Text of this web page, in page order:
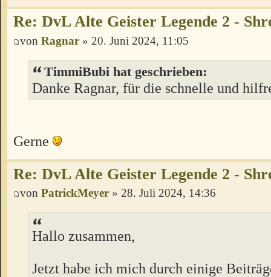
Re: DvL Alte Geister Legende 2 -
von Ragnar » 20. Juni 2024, 11:05
TimmiBubi hat geschrieben:
Danke Ragnar, für die schnelle und
Gerne
Re: DvL Alte Geister Legende 2 -
von PatrickMeyer » 28. Juli 2024, 14:36
Hallo zusammen,
Jetzt habe ich mich durch einige